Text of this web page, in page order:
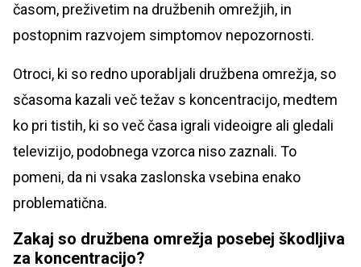
časom, preživetim na družbenih omrežjih, in
postopnim razvojem simptomov nepozornosti.
Otroci, ki so redno uporabljali družbena omrežja, so
sčasoma kazali več težav s koncentracijo, medtem
ko pri tistih, ki so več časa igrali videoigre ali gledali
televizijo, podobnega vzorca niso zaznali. To
pomeni, da ni vsaka zaslonska vsebina enako
problematična.
Zakaj so družbena omrežja posebej škodljiva
za koncentracijo?